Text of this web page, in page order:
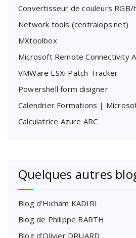
Convertisseur de couleurs RGB/
Network tools (centralops.net)
MXtoolbox
Microsoft Remote Connectivity
VMWare ESXi Patch Tracker
Powershell form disigner
Calendrier Formations |
Calculatrice Azure ARC
Quelques autres
Blog d’Hicham KADIRI
Blog de Philippe BARTH
Blog d’Olivier DRUARD